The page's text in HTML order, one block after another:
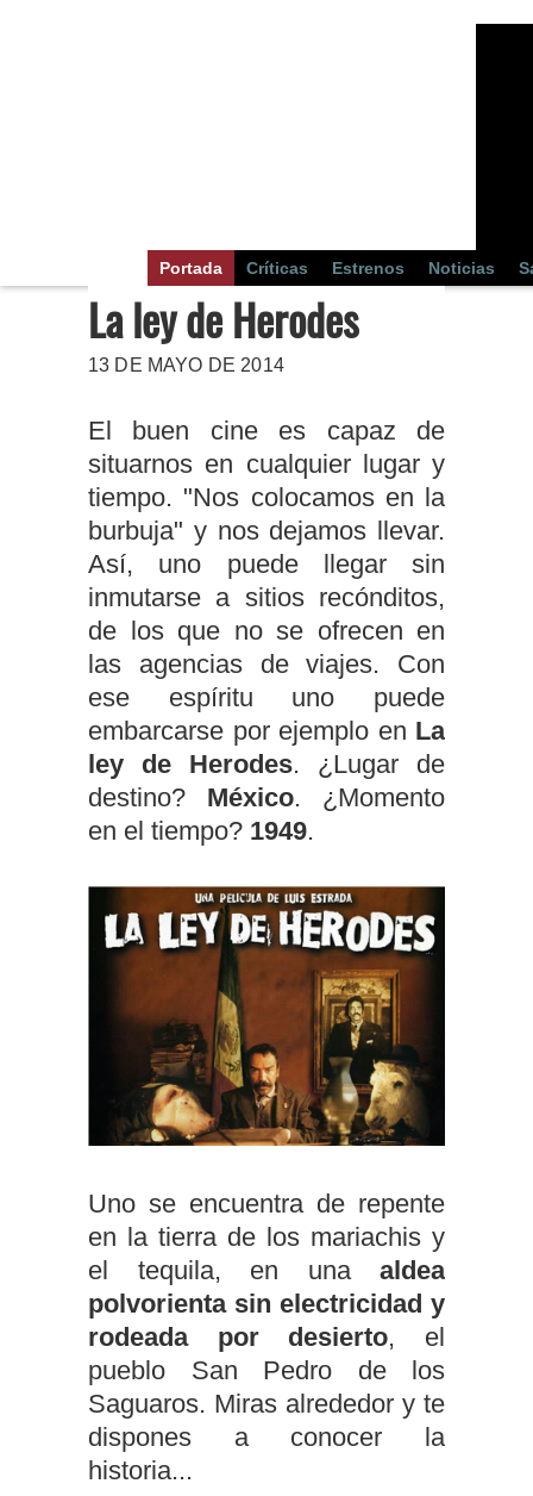
Portada Críticas Estrenos Noticias
La ley de Herodes
13 DE MAYO DE 2014
El buen cine es capaz de
situarnos en cualquier lugar y
tiempo. "Nos colocamos en la
burbuja" y nos dejamos llevar.
Así, uno puede llegar sin
inmutarse a sitios recónditos,
de los que no se ofrecen en
las agencias de viajes. Con
ese espíritu uno puede
embarcarse por ejemplo en La
ley de Herodes. ¿Lugar de
destino? México. ¿Momento
en el tiempo? 1949.
Uno se encuentra de repente
en la tierra de los mariachis y
el tequila, en una aldea
polvorienta sin electricidad y
rodeada por desierto, el
pueblo San Pedro de los
Saguaros. Miras alrededor y te
dispones a conocer la
historia...